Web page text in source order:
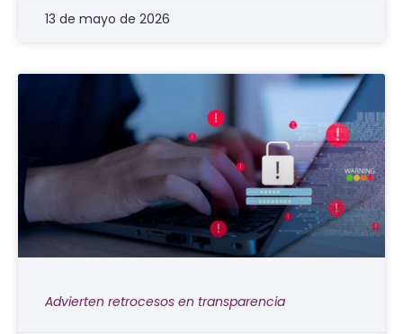
13 de mayo de 2026
Advierten retrocesos en transparencia